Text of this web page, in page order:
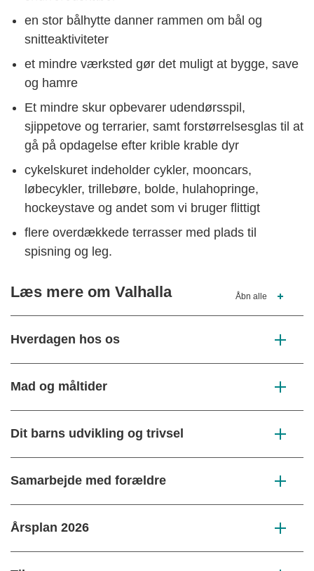
en stor bålhytte danner rammen om bål og
snitteaktiviteter
et mindre værksted gør det muligt at bygge, save
og hamre
Et mindre skur opbevarer udendørsspil,
sjippetove og terrarier, samt forstørrelsesglas til at
gå på opdagelse efter krible krable dyr
cykelskuret indeholder cykler, mooncars,
løbecykler, trillebøre, bolde, hulahopringe,
hockeystave og andet som vi bruger flittigt
flere overdækkede terrasser med plads til
spisning og leg.
Læs mere om Valhalla Åbn alle
Hverdagen hos os
Mad og måltider
Dit barns udvikling og trivsel
Samarbejde med forældre
Årsplan 2026